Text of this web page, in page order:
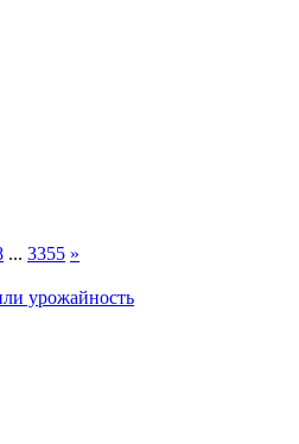
... 3355 »
урожайность